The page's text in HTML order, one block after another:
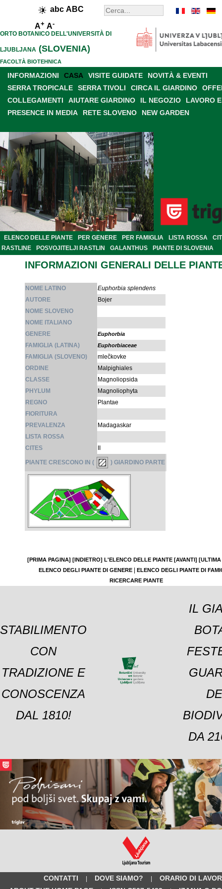
abc ABC
A+ A-
ORTO BOTANICO DELL'UNIVERSITÀ DI
LJUBLJANA (SLOVENIA)
FACOLTÀ BIOTEHNICA
INFORMAZIONI CASA VISITE GUIDATE
NOVITÀ & EVENTI
SERRA TROPICALE
SERRA TIVOLI CIRCA IL GIARDINO
COLLEGAMENTI
AIUTARE GIARDINO IL NEGOZIO
LAVORO
PRESENCE IN MEDIA
RETE SLOVENO NEW GARDEN
ELENCO DELLE PIANTE PER GENERE PER FAMIGLIA LISTA ROSSA
RASTLINE
POSVOJITELJI RASTLIN GALANTHUS PIANTE DI SLOVENIA
INFORMAZIONI GENERALI DELLE
NOME LATINO
Euphorbia splendens
AUTORE
Bojer
NOME SLOVENO
NOME ITALIANO
GENERE
Euphorbia
FAMIGLIA (LATINA) Euphorbiaceae
FAMIGLIA (SLOVENO)
mlečkovke
ORDINE
Malpighiales
CLASSE
Magnoliopsida
PHYLUM
Magnoliophyta
REGNO
Plantae
FIORITURA
PREVALENZA
Madagaskar
LISTA ROSSA
CITES
PIANTE CRESCONO IN ( ) GIARDINO PARTE
[PRIMA PAGINA] [INDIETRO] L'ELENCO DELLE PIANTE [AVANTI]
ELENCO DEGLI PIANTE DI GENERE
ELENCO DEGLI PIANTE DI
RICERCARE PIANTE
STABILIMENTO
CON
TRADIZIONE E
CONOSCENZA
DAL 1810!
IL
DA
CONTATTI | DOVE SIAMO? |
ORARIO DI